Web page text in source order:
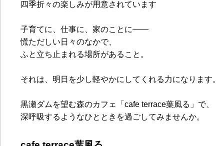
四季折々の楽しみが用意されています
子育てに、仕事に、家のことに——
慌ただしい日々のなかで、
ふと立ち止まれる場所があること。
それは、明日を少し軽やかにしてくれる力になります。
黒瀬ダムを望む森のカフェ「 cafe terrace葉風る」で、
深呼吸するようなひとときを過ごしてみませんか。